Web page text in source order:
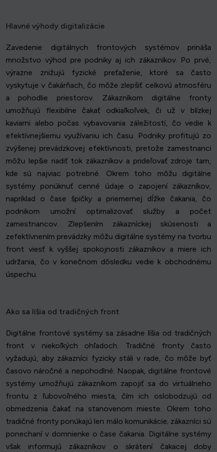
Hlavné výhody digitalizácie
Zavedenie digitálnych frontových systémov prináša
množstvo výhod pre podniky aj ich zákazníkov. Po prvé,
výrazne znižujú fyzické preťaženie, ktoré sa často
vyskytuje v čakárňach, čo môže zlepšiť celkovú atmosféru
a pohodlie priestorov. Zákazníkom digitálne fronty
umožňujú flexibilne čakať odkiaľkoľvek, či už v blízkej
kaviarni alebo počas vybavovania záležitostí, čo vedie k
efektívnejšiemu využívaniu ich času. Podniky profitujú zo
zvýšenej prevádzkovej efektívnosti, pretože zamestnanci
môžu lepšie riadiť tok zákazníkov a prideľovať zdroje tam,
kde sú najviac potrebné. Okrem toho môžu digitálne
systémy ponúknuť cenné údaje o zapojení zákazníkov,
napríklad o čase špičky a priemernej dĺžke čakania, čo
podnikom umožní optimalizovať služby a počet
zamestnancov. Zlepšením zákazníckej skúsenosti a
zefektívnením prevádzky môžu digitálne systémy na tvorbu
front viesť k vyššej spokojnosti zákazníkov a miere ich
udržania, čo v konečnom dôsledku vedie k obchodnému
úspechu.
Ako sa líšia od tradičných front
Digitálne frontové systémy sa zásadne líšia od tradičných
front v niekoľkých ohľadoch. Tradičné fronty často
vyžadujú, aby zákazníci fyzicky stáli v rade, čo môže byť
časovo náročné a nepohodlné. Naopak, digitálne frontové
systémy umožňujú zákazníkom zapojiť sa do virtuálneho
frontu z ľubovoľného miesta, čím ich oslobodzujú od
obmedzenia čakať na stanovenom mieste. Okrem toho
tradičné fronty ponúkajú len málo komunikácie; zákazníci sú
ponechaní v domnienke o čase čakania. Digitálne systémy
však informujú zákazníkov o skrátení čakacej doby